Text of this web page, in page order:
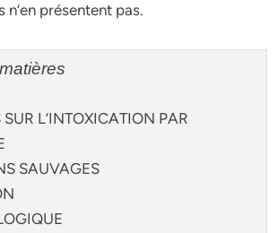
n’en présentent pas.
L’INTOXICATION PAR
SAUVAGES